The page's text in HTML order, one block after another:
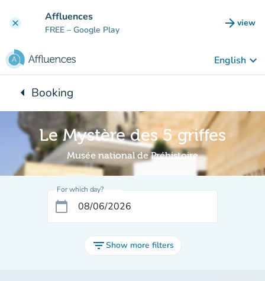
clear Affluences
FREE – Google Play arrow_forward view
(new
English keyboard_arrow_down
arrow_leftBack to:
Booking
Le Mystère des 5 griffes
Musée national de Préhistoire
For which day?
calendar_today
filter_listShow more filters